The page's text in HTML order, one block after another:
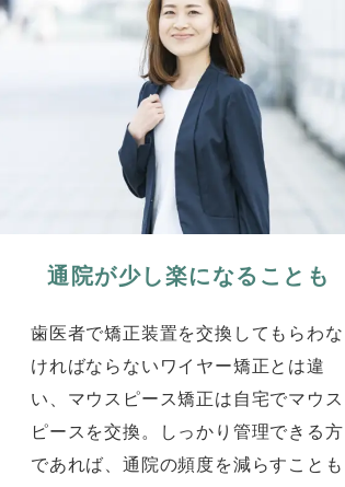
通院が少し楽になる ことも
歯医者で矯正装置を交換してもらわな
ければならないワイヤー矯正とは違
い、マウスピース矯正は自宅でマウス
ピースを交換。しっかり管理できる方
であれば、通院の頻度を減らすことも